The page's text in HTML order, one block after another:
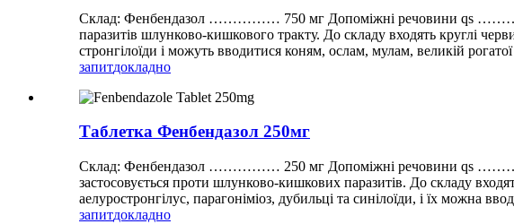
Склад: Фенбендазол …………… 750 мг Допоміжні речовини qs ……… 1
паразитів шлунково-кишкового тракту. До складу входять круглі
стронгілоїди і можуть вводитися коням, ослам, мулам, великій
запитдокладно
Таблетка Фенбендазол 250мг
Склад: Фенбендазол …………… 250 мг Допоміжні речовини qs ………… 1
застосовується проти шлунково-кишкових паразитів. До складу
аелуростронгілус, парагоніміоз, дубильці та синілоїди, і їх можна
запитдокладно